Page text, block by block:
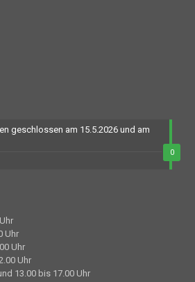
0
geschlossen am 15.5.2026 und am
Uhr
Uhr
Uhr
13.00 bis 17.00 Uhr